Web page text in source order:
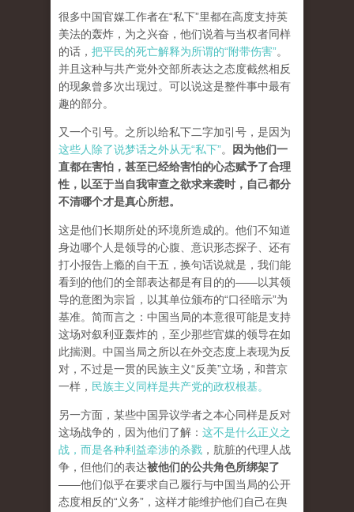
很多中国官媒工作者在“私下”里都在高度支持英
美法的轰炸，为之兴奋，他们说着与当权者同样
的话， 把平民的死亡解释为所谓的“附带伤害”。
并且这种与共产党外交部所表达之态度截然相反
的现象曾多次出现过。可以说这是整件事中最有
趣的部分。
又一个引号。之所以给私下二字加引号，是因为
这些人除了说梦话之外从无“私下”。
因为他们一
直都在害怕，甚至已经给害怕的心态赋予了合理
性，以至于当自我审查之欲求来袭时，自己都分
不清哪个才是真心所想。
这是他们长期所处的环境所造成的。他们不知道
身边哪个人是领导的心腹、意识形态探子、还有
打小报告上瘾的自干五，换句话说就是，我们能
看到的他们的全部表达都是有目的的——以其领
导的意图为宗旨，以其单位颁布的“口径暗示”为
基准。简而言之：中国当局的本意很可能是支持
这场对叙利亚轰炸的，至少那些官媒的领导在如
此揣测。中国当局之所以在外交态度上表现为反
对，不过是一贯的民族主义“反美”立场，和普京
一样， 民族主义同样是共产党的政权根基。
另一方面，某些中国异议学者之本心同样是反对
这场战争的，因为他们了解： 这不是什么正义之
战，而是各种利益牵涉的杀戮 ，肮脏的代理人战
争，但他们的表达被他们的公共角色所绑架了
——他们似乎在要求自己履行与中国当局的公开
态度相反的“义务”，这样才能维护他们自己在舆